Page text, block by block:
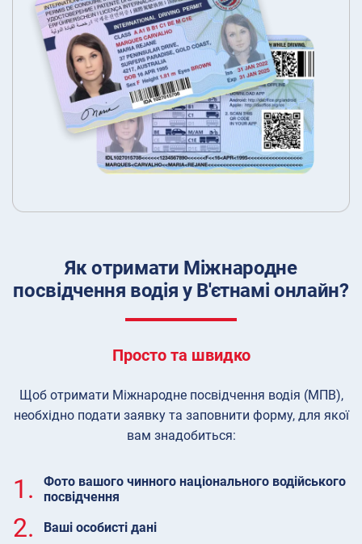
Як отримати Міжнародне
посвідчення водія у В'єтнамі онлайн?
Просто та швидко
Щоб отримати Міжнародне посвідчення водія (МПВ),
необхідно подати заявку та заповнити форму, для якої
вам знадобиться:
1.
Фото вашого чинного національного водійського
посвідчення
2. Ваші особисті дані